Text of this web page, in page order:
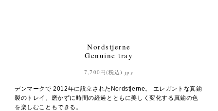
Nordstjerne
Genuine tray
7,700円(税込) jpy
デンマークで 2012年に設立されたNordstjerne。 エレガントな真鍮
製のトレイ。磨かずに時間の経過とともに美しく変化する真鍮の色
を楽しむこともできる。